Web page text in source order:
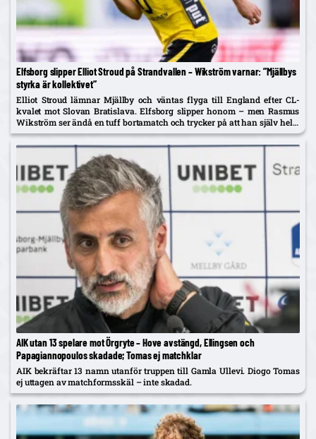
Elfsborg slipper Elliot Stroud på Strandvallen – Wikström varnar: ”Mjällbys
styrka är kollektivet”
Elliot Stroud lämnar Mjällby och väntas flyga till England efter CL-
kvalet mot Slovan Bratislava. Elfsborg slipper honom – men Rasmus
Wikström ser ändå en tuff bortamatch och trycker på att han själv helst
spelar mittback.
AIK utan 13 spelare mot Örgryte – Hove avstängd, Ellingsen och
Papagiannopoulos skadade; Tomas ej matchklar
AIK bekräftar 13 namn utanför truppen till Gamla Ullevi. Diogo Tomas
ej uttagen av matchformsskäl – inte skadad.